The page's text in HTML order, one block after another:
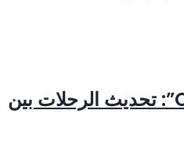
“Cedar Waves”: تحديث الرحلات بين